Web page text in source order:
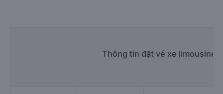
Thông tin đặt vé xe limousine